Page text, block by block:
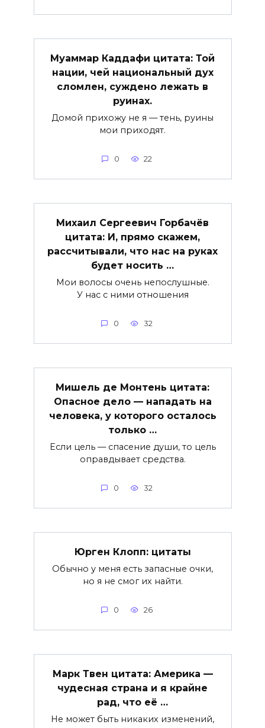
Муаммар Каддафи цитата: Той
нации, чей национальный дух
сломлен, суждено лежать в
руинах.
Домой прихожу не я — тень, руины
мои приходят.
0 22
Михаил Сергеевич Горбачёв
цитата: И, прямо скажем,
рассчитывали, что нас на руках
будет носить …
Мои волосы очень непослушные.
У нас с ними отношения
0 32
Мишель де Монтень цитата:
Опасное дело — нападать на
человека, у которого осталось
только …
Если цель — спасение души, то цель
оправдывает средства.
0 32
Юрген Клопп: цитаты
Обычно у меня есть запасные очки,
но я не смог их найти.
0 26
Марк Твен цитата: Америка —
чудесная страна и я крайне
рад, что её …
Не может быть никаких изменений,